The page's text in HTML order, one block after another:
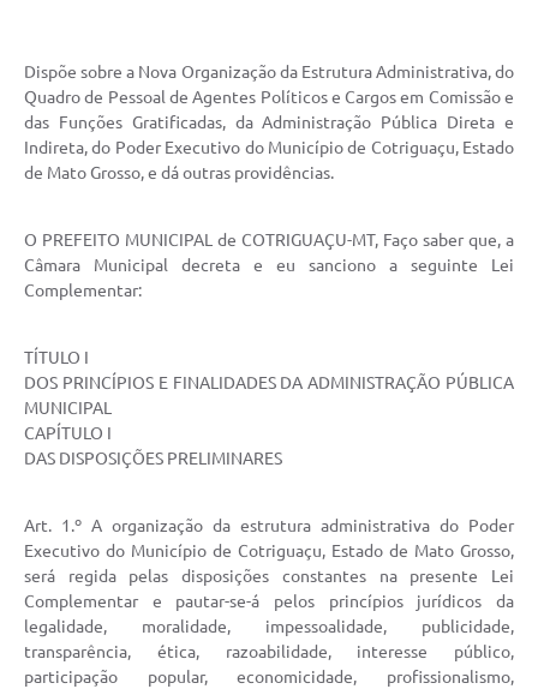
Contratos
Ouvidoria
Audiências Públicas
Carta de Serviços
Turismo
Obras
Projetos
Contas Públicas
Editais
Links
Serviços Online
Telefones Úteis
Dispõe sobre a Nova Organização da Estrutura Administrativa, do
Quadro de Pessoal de Agentes Políticos e Cargos em Comissão e
das Funções Gratificadas, da Administração Pública Direta e
Indireta, do Poder Executivo do Município de Cotriguaçu, Estado
de Mato Grosso, e dá outras providências.
O PREFEITO MUNICIPAL de COTRIGUAÇU-MT, Faço saber que, a
Câmara Municipal decreta e eu sanciono a seguinte Lei
Complementar:
TÍTULO I
DOS PRINCÍPIOS E FINALIDADES DA ADMINISTRAÇÃO PÚBLICA
MUNICIPAL
CAPÍTULO I
DAS DISPOSIÇÕES PRELIMINARES
Art. 1.º A organização da estrutura administrativa do Poder
Executivo do Município de Cotriguaçu, Estado de Mato Grosso,
será regida pelas disposições constantes na presente Lei
Complementar e pautar-se-á pelos princípios jurídicos da
legalidade, moralidade, impessoalidade, publicidade,
transparência, ética, razoabilidade, interesse público,
participação popular, economicidade, profissionalismo,